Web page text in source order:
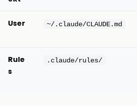
User ~/.claude/CLAUDE.md
Rule
s
.claude/rules/